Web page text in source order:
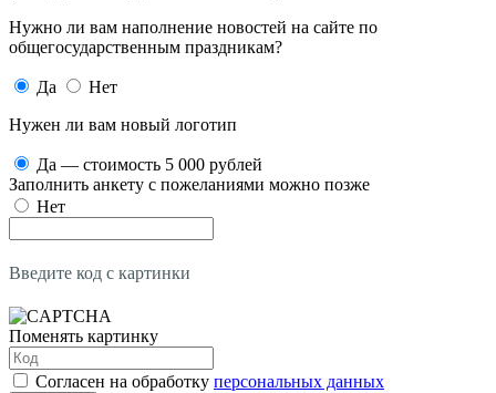
Нужно ли вам наполнение новостей на сайте по
общегосударственным праздникам?
Да
Нет
Нужен ли вам новый логотип
Да — стоимость 5 000 рублей
Заполнить анкету с пожеланиями можно позже
Нет
Введите код с картинки
Поменять картинку
Согласен на обработку персональных данных